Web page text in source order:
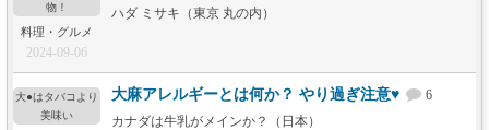
物！
料理・グルメ
2024-09-06
ハダ ミサキ（東京 丸の内）
大●はタバコより
美味い
大麻アレルギーとは何か？ やり過ぎ注意♥
6
カナダは牛乳がメインか？（日本）